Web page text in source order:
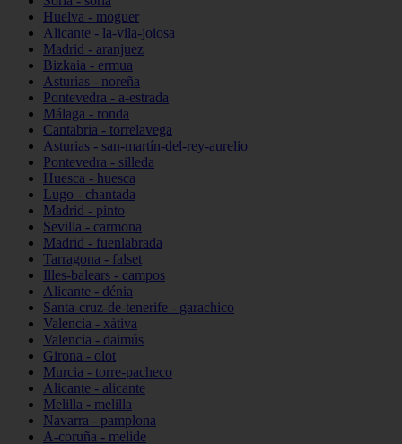
Huelva - moguer
Alicante - la-vila-joiosa
Madrid - aranjuez
Bizkaia - ermua
Asturias - noreña
Pontevedra - a-estrada
Málaga - ronda
Cantabria - torrelavega
Asturias - san-martín-del-rey-aurelio
Pontevedra - silleda
Huesca - huesca
Lugo - chantada
Madrid - pinto
Sevilla - carmona
Madrid - fuenlabrada
Tarragona - falset
Illes-balears - campos
Alicante - dénia
Santa-cruz-de-tenerife - garachico
Valencia - xàtiva
Valencia - daimús
Girona - olot
Murcia - torre-pacheco
Alicante - alicante
Melilla - melilla
Navarra - pamplona
A-coruña - melide